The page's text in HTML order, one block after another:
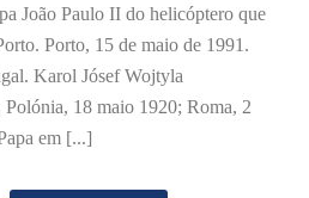
João Paulo II do helicóptero que
Porto, 15 de maio de 1991.
Karol Jósef Wojtyla
18 maio 1920; Roma, 2
em [...]